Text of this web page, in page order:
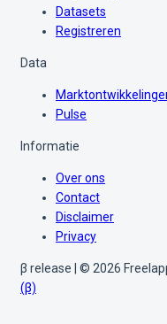
Datasets
Registreren
Data
Pulse
Informatie
Over ons
Contact
Disclaimer
Privacy
β release | © 2026
(β)